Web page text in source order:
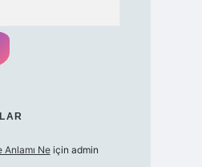
Neiçin admin